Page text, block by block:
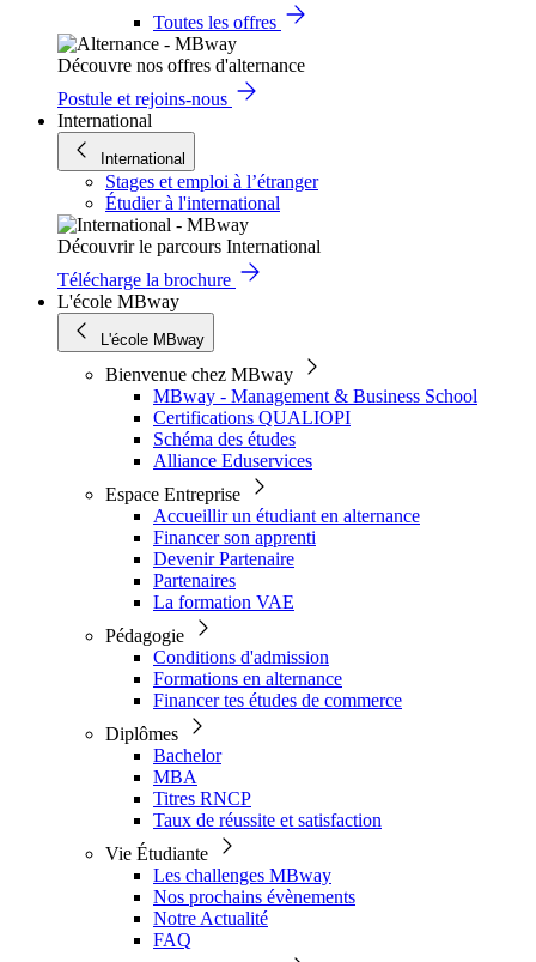
Toutes les offres
Découvre nos offres d'alternance
Postule et rejoins-nous
International
International
Stages et emploi à l’étranger
Étudier à l'international
Découvrir le parcours International
Télécharge la brochure
L'école MBway
L'école MBway
Bienvenue chez MBway
MBway - Management & Business School
Certifications QUALIOPI
Schéma des études
Alliance Eduservices
Espace Entreprise
Accueillir un étudiant en alternance
Financer son apprenti
Devenir Partenaire
Partenaires
La formation VAE
Pédagogie
Conditions d'admission
Formations en alternance
Financer tes études de commerce
Diplômes
Bachelor
MBA
Titres RNCP
Taux de réussite et satisfaction
Vie Étudiante
Les challenges MBway
Nos prochains évènements
Notre Actualité
FAQ